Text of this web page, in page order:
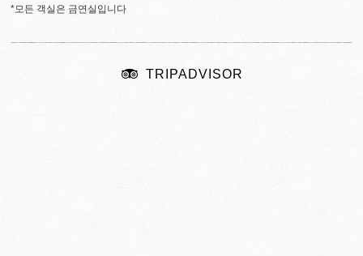
*모든 객실은 금연실입니다
TRIPADVISOR